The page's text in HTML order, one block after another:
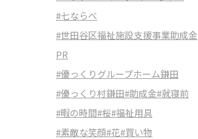
#七ならべ
#世田谷区福祉施設支援事業助成金
PR
#優っくりグループホーム鎌田
#優っくり村鎌田#助成金#就寝前
#暇の時間#桜#福祉用具
#素敵な笑顔#花#買い物